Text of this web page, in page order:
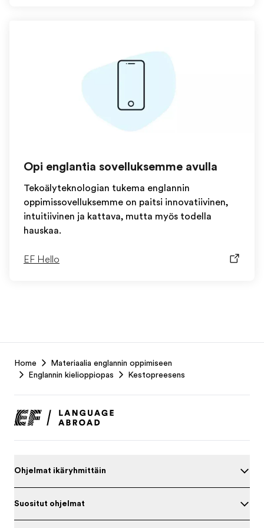
Opi englantia sovelluksemme avulla
Tekoälyteknologian tukema englannin
oppimissovelluksemme on paitsi innovatiivinen,
intuitiivinen ja kattava, mutta myös todella
hauskaa.
EF Hello
Footer
Home
Materiaalia englannin oppimiseen
Englannin kielioppiopas
Kestopreesens
Ohjelmat ikäryhmittäin
Suositut ohjelmat